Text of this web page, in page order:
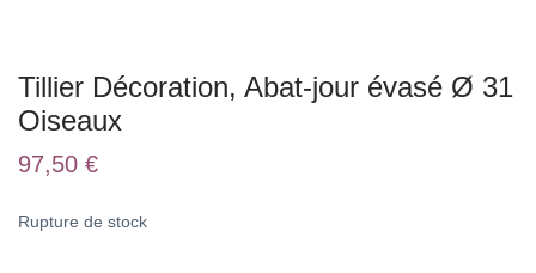
Tillier Décoration, Abat-jour évasé Ø 31
Oiseaux
97,50 €
Rupture de stock